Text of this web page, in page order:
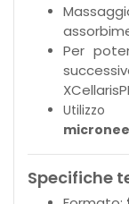
Per
Specifiche